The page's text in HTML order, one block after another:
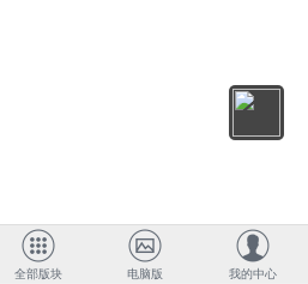
全部版块 电脑版 我的中心